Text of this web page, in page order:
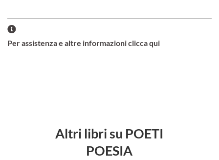
Per assistenza e altre informazioni clicca qui
Altri libri su POETI
POESIA